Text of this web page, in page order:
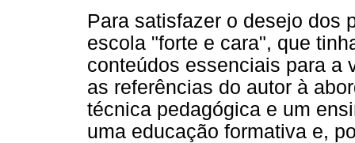
Para satisfazer o desejo dos
escola "forte e cara", que
conteúdos essenciais para a
as referências do autor à
técnica pedagógica e um
uma educação formativa e,